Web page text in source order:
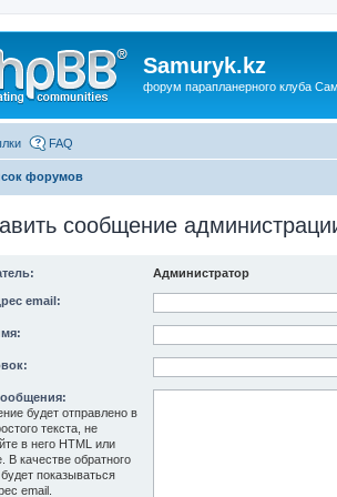
Samuryk.kz
форум парапланерного клуба
FAQ
форумов
сообщение
Администратор
email:
будет отправлено в
текста, не
в него HTML или
В качестве обратного
показываться
email.